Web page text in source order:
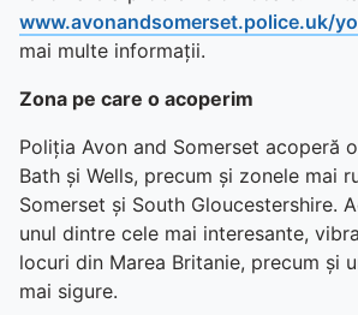
www.avonandsomerset.police.uk/
mai multe informații.
Zona pe care o acoperim
Poliția Avon and Somerset acoperă
Bath și Wells, precum și zonele mai
Somerset și South Gloucestershire.
unul dintre cele mai interesante,
locuri din Marea Britanie, precum și
mai sigure.